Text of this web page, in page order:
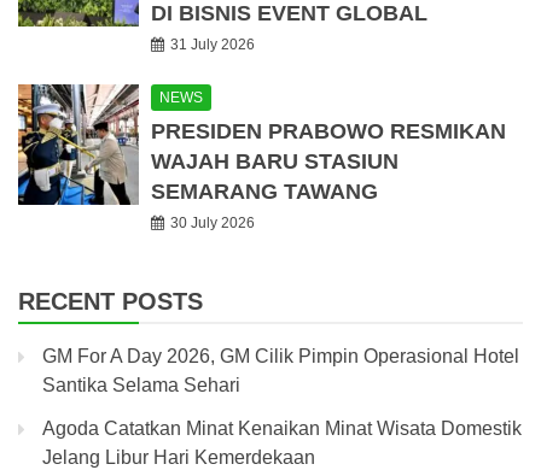
DI BISNIS EVENT GLOBAL
31 July 2026
NEWS
PRESIDEN PRABOWO RESMIKAN
WAJAH BARU STASIUN
SEMARANG TAWANG
30 July 2026
RECENT POSTS
GM For A Day 2026, GM Cilik Pimpin Operasional Hotel
Santika Selama Sehari
Agoda Catatkan Minat Kenaikan Minat Wisata Domestik
Jelang Libur Hari Kemerdekaan